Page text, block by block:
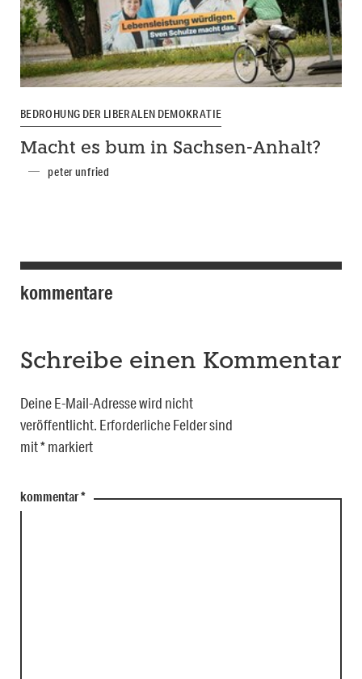
BEDROHUNG DER LIBERALEN DEMOKRATIE
Macht es bum in Sachsen-Anhalt?
peter unfried
kommentare
Schreibe einen Kommentar
Deine E-Mail-Adresse wird nicht
veröffentlicht. Erforderliche Felder sind
mit*markiert
kommentar*